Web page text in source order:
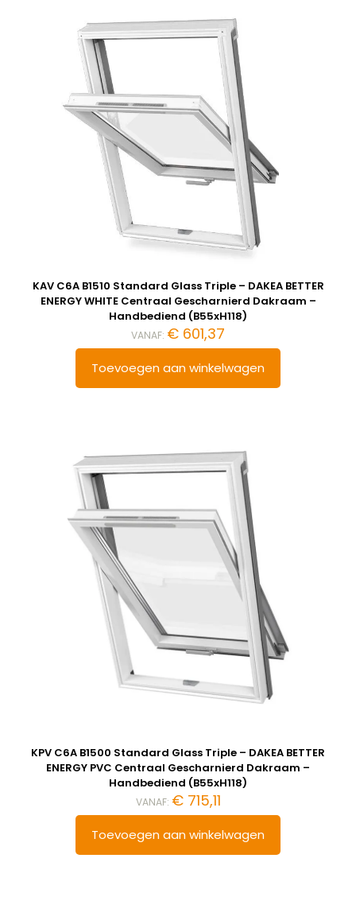
KAV C6A B1510 Standard Glass Triple – DAKEA BETTER
ENERGY WHITE Centraal Gescharnierd Dakraam –
Handbediend (B55xH118)
VANAF: € 601,37
Toevoegen aan winkelwagen
KPV C6A B1500 Standard Glass Triple – DAKEA BETTER
ENERGY PVC Centraal Gescharnierd Dakraam –
Handbediend (B55xH118)
VANAF: €715,11
Toevoegen aan winkelwagen